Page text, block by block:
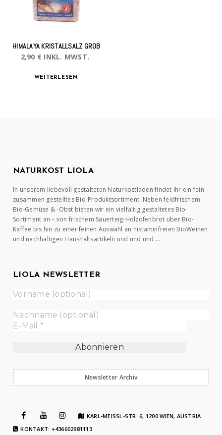
HIMALAYA KRISTALLSALZ GROB
2,90 € INKL. MWST.
WEITERLESEN
NATURKOST LIOLA
In unserem liebevoll gestalteten Naturkostladen findet Ihr ein fein
zusammen gestelltes Bio-Produktsortiment. Neben feldfrischem
Bio-Gemüse & -Obst bieten wir ein vielfältig gestaltetes Bio-
Sortiment an – von frischem Sauerteig-Holzofenbrot über Bio-
Kaffee bis hin zu einer feinen Auswahl an histaminfreien BioWeinen
und nachhaltigen Haushaltsartikeln und und und….
LIOLA NEWSLETTER
Newsletter Archiv
KARL-MEISSL-STR. 6, 1200 WIEN, AUSTRIA
KONTAKT: +436602981113